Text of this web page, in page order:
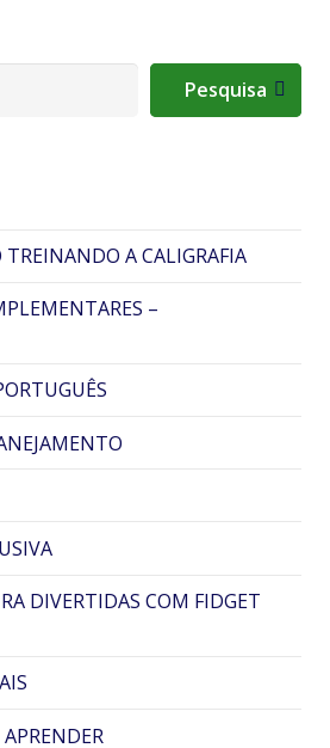
Pesquisa
A CALIGRAFIA
–
DIVERTIDAS COM FIDGET